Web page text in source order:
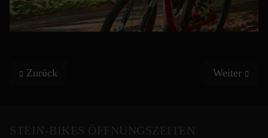
Vorheriger Beitrag: Thomas Glöckner
Zurück Nächster
Weiter
STEIN-BIKES ÖFFNUNGSZEITEN